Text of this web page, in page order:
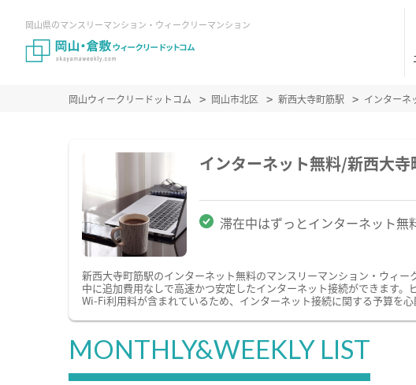
岡山県のマンスリーマンション・ウィークリーマンション
岡山ウィークリードットコム 岡山市北区 新西大寺町筋駅 インターネ
インターネット無料/新西大
滞在中はずっとインターネット無
新西大寺町筋駅のインターネット無料のマンスリーマンション・ウィ
中に追加費用なしで高速かつ安定したインターネット接続ができます
Wi-Fi利用料が含まれているため、インターネット接続に関する予算を心
MONTHLY&WEEKLY LIST